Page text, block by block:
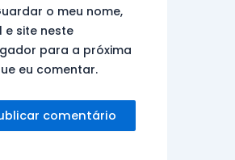
o meu nome,
e site neste
para a próxima
eu comentar.